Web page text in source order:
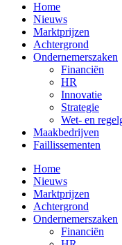
Home
Nieuws
Marktprijzen
Achtergrond
Ondernemerszaken
Financiën
HR
Innovatie
Strategie
Wet- en
Maakbedrijven
Faillissementen
Home
Nieuws
Marktprijzen
Achtergrond
Ondernemerszaken
Financiën